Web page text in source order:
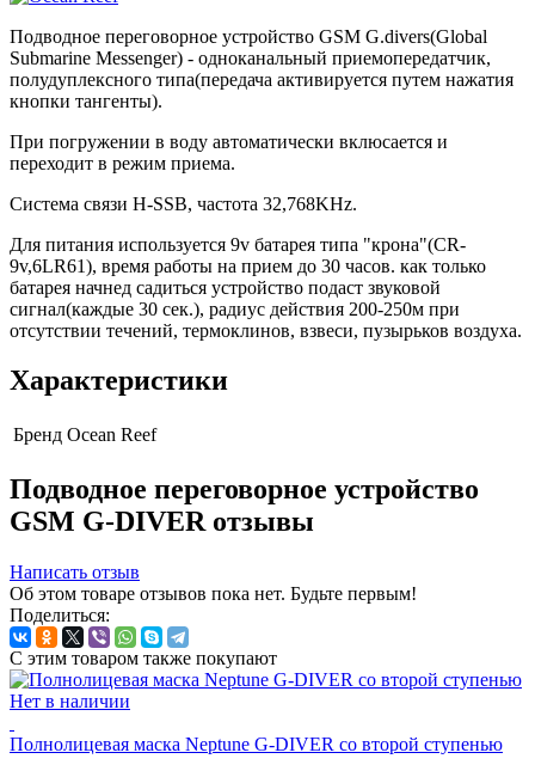
Подводное переговорное устройство GSM G.divers(Global
Submarine Messenger) - одноканальный приемопередатчик,
полудуплексного типа(передача активируется путем нажатия
кнопки тангенты).
При погружении в воду автоматически вклюсается и
переходит в режим приема.
Система связи H-SSB, частота 32,768KHz.
Для питания используется 9v батарея типа "крона"(CR-
9v,6LR61), время работы на прием до 30 часов. как только
батарея начнед садиться устройство подаст звуковой
сигнал(каждые 30 сек.), радиус действия 200-250м при
отсутствии течений, термоклинов, взвеси, пузырьков воздуха.
Характеристики
Бренд Ocean Reef
Подводное переговорное устройство
GSM G-DIVER отзывы
Написать отзыв
Об этом товаре отзывов пока нет. Будьте первым!
Поделиться:
С этим товаром также покупают
Нет в наличии
Полнолицевая маска Neptune G-DIVER со второй ступенью